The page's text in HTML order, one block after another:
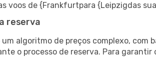
voos de {Frankfurtpara {Leipzigdas
reserva
algoritmo de preços complexo, com
o processo de reserva. Para garantir